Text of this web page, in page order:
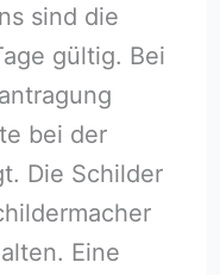
sind die
gültig. Bei
bei der
Die Schilder
Eine